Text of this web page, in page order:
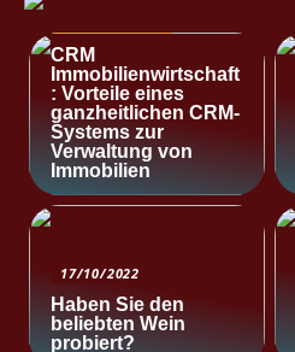
CRM
Immobilienwirtschaft
: Vorteile eines
ganzheitlichen CRM-
Systems zur
Verwaltung von
Immobilien
17/10/2022
Haben Sie den
beliebten Wein
probiert?